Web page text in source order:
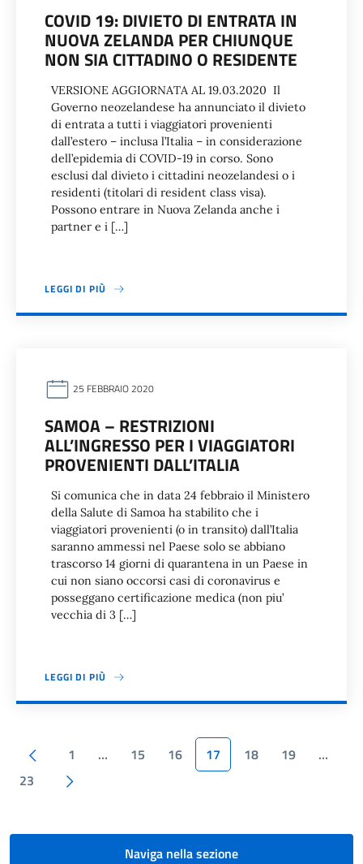
COVID 19: DIVIETO DI ENTRATA IN
NUOVA ZELANDA PER CHIUNQUE
NON SIA CITTADINO O RESIDENTE
VERSIONE AGGIORNATA AL 19.03.2020 Il
Governo neozelandese ha annunciato il divieto
di entrata a tutti i viaggiatori provenienti
dall’estero – inclusa l’Italia – in considerazione
dell’epidemia di COVID-19 in corso. Sono
esclusi dal divieto i cittadini neozelandesi o i
residenti (titolari di resident class visa).
Possono entrare in Nuova Zelanda anche i
partner e i […]
LEGGI DI PIÙ
25 FEBBRAIO 2020
SAMOA – RESTRIZIONI
ALL’INGRESSO PER I VIAGGIATORI
PROVENIENTI DALL’ITALIA
Si comunica che in data 24 febbraio il Ministero
della Salute di Samoa ha stabilito che i
viaggiatori provenienti (o in transito) dall’Italia
saranno ammessi nel Paese solo se abbiano
trascorso 14 giorni di quarantena in un Paese in
cui non siano occorsi casi di coronavirus e
posseggano certificazione medica (non piu’
vecchia di 3 […]
LEGGI DI PIÙ
Paginazione
Pagina precedente
1 … 15 16 17 18 19
…
23
Naviga nella sezione